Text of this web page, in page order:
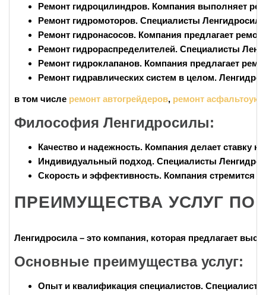
Ремонт гидроцилиндров. Компания выполняет
Ремонт гидромоторов. Специалисты
Ремонт гидронасосов. Компания предлагает
Ремонт гидрораспределителей. Специалисты
Ремонт гидроклапанов. Компания предлагает
Ремонт гидравлических систем в целом.
в том числе ремонт автогрейдеров, ремонт
Философия Ленгидросилы:
Качество и надежность. Компания делает ставку
Индивидуальный подход. Специалисты
Скорость и эффективность. Компания стремится
ПРЕИМУЩЕСТВА УСЛУГ ПО
Ленгидросила– это компания, которая предлагает
Основные преимущества услуг:
Опыт и квалификация специалистов.